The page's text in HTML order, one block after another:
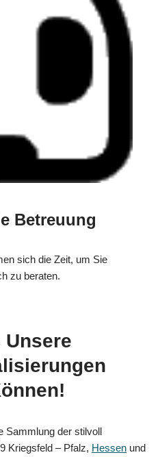
Betreuung
sich die Zeit, um Sie
zu beraten.
Sammlung der stilvoll
Kriegsfeld – Pfalz, Hessen und